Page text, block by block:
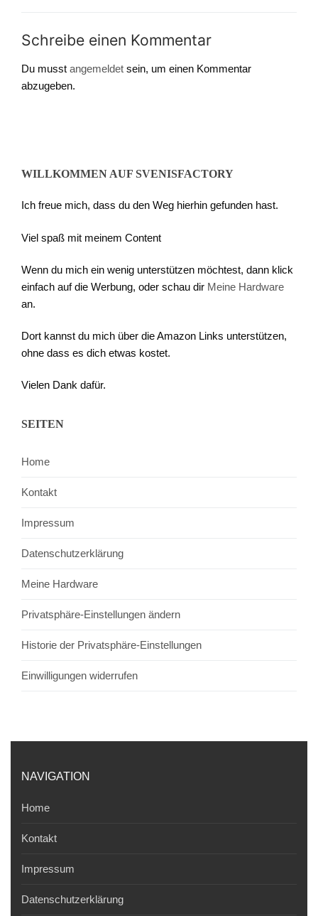
Schreibe einen Kommentar
Du musst angemeldet sein, um einen Kommentar
abzugeben.
WILLKOMMEN AUF SVENISFACTORY
Ich freue mich, dass du den Weg hierhin gefunden hast.
Viel spaß mit meinem Content
Wenn du mich ein wenig unterstützen möchtest, dann klick
einfach auf die Werbung, oder schau dir Meine Hardware
an.
Dort kannst du mich über die Amazon Links unterstützen,
ohne dass es dich etwas kostet.
Vielen Dank dafür.
SEITEN
Home
Kontakt
Impressum
Datenschutzerklärung
Meine Hardware
Privatsphäre-Einstellungen ändern
Historie der Privatsphäre-Einstellungen
Einwilligungen widerrufen
NAVIGATION
Home
Kontakt
Impressum
Datenschutzerklärung